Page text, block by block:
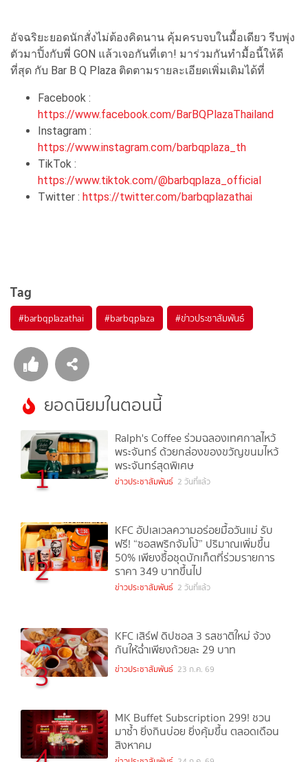
อัจฉริยะยอดนักสั่งไม่ต้องคิดนาน คุ้มครบจบในมื้อเดียว รีบพุ่ง
ตัวมาปิ้งกับพี่ GON แล้วเจอกันที่เตา! มาร่วมกันทำมื้อนี้ให้ดี
ที่สุด กับ Bar B Q Plaza ติดตามรายละเอียดเพิ่มเติมได้ที่
Facebook :
https://www.facebook.com/BarBQPlazaThailand
Instagram :
https://www.instagram.com/barbqplaza_th
TikTok :
https://www.tiktok.com/@barbqplaza_official
Twitter : https://twitter.com/barbqplazathai
Tag
#barbqplazathai #barbqplaza #ข่าวประชาสัมพันธ์
ยอดนิยมในตอนนี้
1
Ralph's Coffee ร่วมฉลองเทศกาลไหว้
พระจันทร์ ด้วยกล่องของขวัญขนมไหว้
พระจันทร์สุดพิเศษ
ข่าวประชาสัมพันธ์ 2 วันที่แล้ว
2
KFC อัปเลเวลความอร่อยมื้อวันแม่ รับ
ฟรี! “ซอสพริกจัมโบ้” ปริมาณเพิ่มขึ้น
50% เพียงซื้อชุดบักเก็ตที่ร่วมรายการ
ราคา 349 บาทขึ้นไป
ข่าวประชาสัมพันธ์ 2 วันที่แล้ว
3
KFC เสิร์ฟ ดิปซอส 3 รสชาติใหม่ จ้วง
กันให้ฉ่ำเพียงถ้วยละ 29 บาท
ข่าวประชาสัมพันธ์ 23 ก.ค. 69
MK Buffet Subscription 299! ชวน
มาซ้ำ ยิ่งกินบ่อย ยิ่งคุ้มขึ้น ตลอดเดือน
สิงหาคม